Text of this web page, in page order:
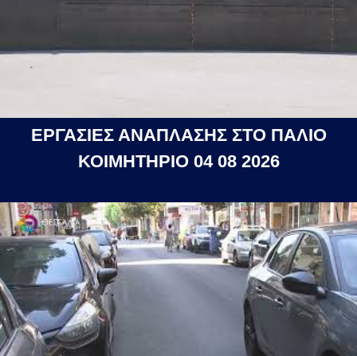
ΕΡΓΑΣΙΕΣ ΑΝΑΠΛΑΣΗΣ ΣΤΟ ΠΑΛΙΟ
ΚΟΙΜΗΤΗΡΙΟ 04 08 2026